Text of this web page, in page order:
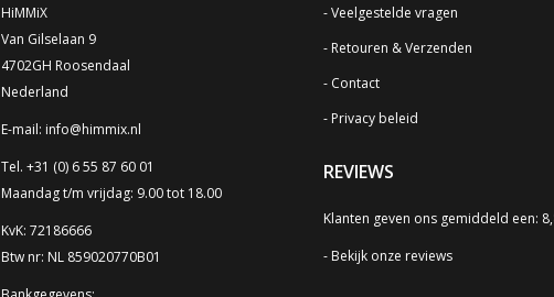
HiMMiX
Van Gilselaan 9
4702GH Roosendaal
Nederland
E-mail: info@himmix.nl
Tel. +31 (0) 6 55 87 60 01
Maandag t/m vrijdag: 9.00 tot 18.00
KvK: 72186666
Btw nr: NL 859020770B01
Veelgestelde vragen
Retouren & Verzenden
Contact
Privacy beleid
REVIEWS
Klanten geven ons gemiddeld een:
Bekijk onze reviews